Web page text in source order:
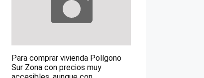
Para comprar vivienda Polígono
Sur Zona con precios muy